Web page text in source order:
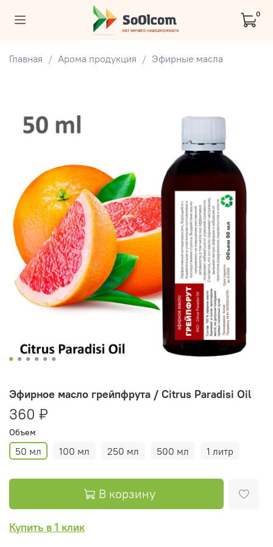
0
Главная Арома продукция Эфирные масла
Эфирное масло грейпфрута / Citrus Paradisi Oil
360 ₽
Объем
50 мл 100 мл 250 мл 500 мл 1 литр
В корзину
Купить в 1 клик